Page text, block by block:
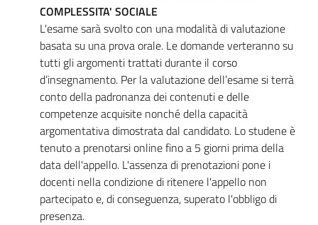
COMPLESSITA' SOCIALE
L'esame sarà svolto con una modalità di valutazione
basata su una prova orale. Le domande verteranno su
tutti gli argomenti trattati durante il corso
d’insegnamento. Per la valutazione dell’esame si terrà
conto della padronanza dei contenuti e delle
competenze acquisite nonché della capacità
argomentativa dimostrata dal candidato. Lo studene è
tenuto a prenotarsi online fino a 5 giorni prima della
data dell'appello. L'assenza di prenotazioni pone i
docenti nella condizione di ritenere l'appello non
partecipato e, di conseguenza, superato l'obbligo di
presenza.